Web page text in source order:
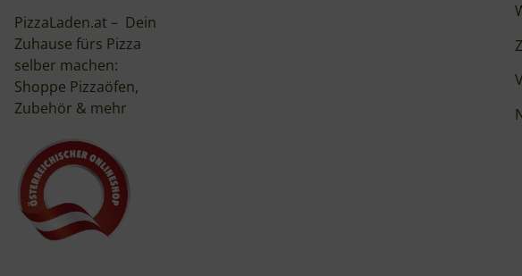
PizzaLaden.at – Dein
Zuhause fürs Pizza
selber machen:
Shoppe Pizzaöfen,
Zubehör & mehr